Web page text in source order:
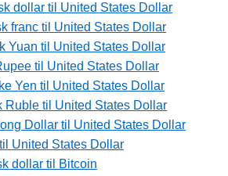
dollar til United States Dollar
franc til United States Dollar
Yuan til United States Dollar
til United States Dollar
Yen til United States Dollar
Ruble til United States Dollar
Dollar til United States Dollar
United States Dollar
dollar til Bitcoin